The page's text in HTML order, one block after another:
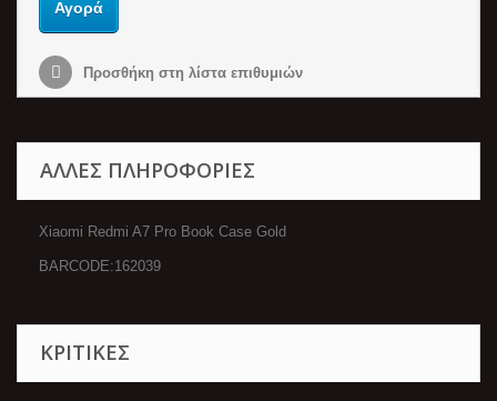
Αγορά
Προσθήκη στη λίστα επιθυμιών
ΆΛΛΕΣ ΠΛΗΡΟΦΟΡΊΕΣ
Xiaomi Redmi A7 Pro Book Case Gold
BARCODE:162039
ΚΡΙΤΙΚΈΣ